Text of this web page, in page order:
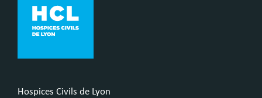
Hospices Civils de Lyon